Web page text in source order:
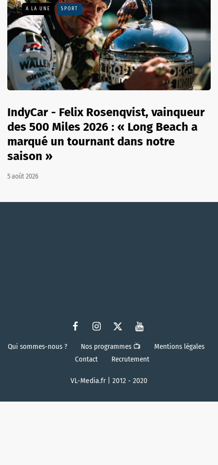
A LA UNE SPORT
IndyCar - Felix Rosenqvist, vainqueur
des 500 Miles 2026 : « Long Beach a
marqué un tournant dans notre
saison »
5 août 2026
Qui sommes-nous ? Nos programmes 📺
Mentions légales
Contact
Recrutement
VL-Media.fr | 2012 - 2020